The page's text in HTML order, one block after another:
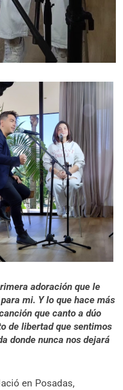
adoración que le
mi. Y lo que hace más
que canto a dúo
de libertad que sentimos
donde nunca nos dejará
en Posadas,